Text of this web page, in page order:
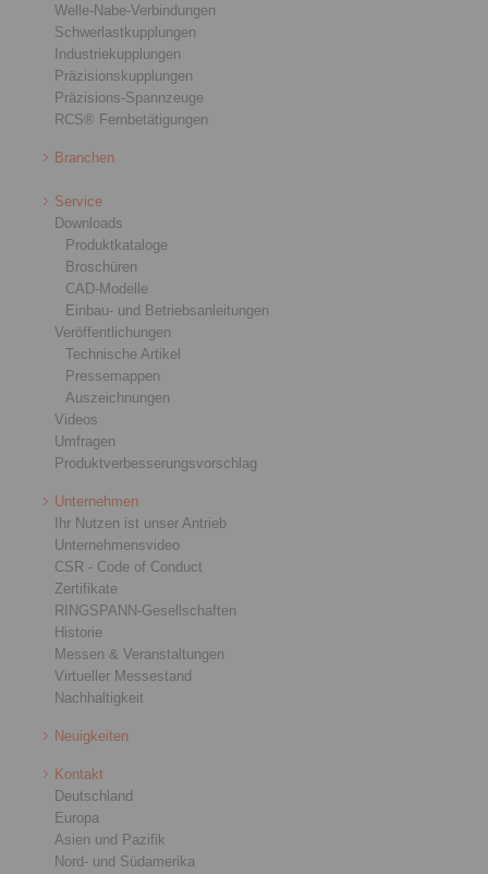
Welle-Nabe-Verbindungen
Schwerlastkupplungen
Industriekupplungen
Präzisionskupplungen
Präzisions-Spannzeuge
RCS® Fernbetätigungen
Branchen
Service
Downloads
Produktkataloge
Broschüren
CAD-Modelle
Einbau- und Betriebsanleitungen
Veröffentlichungen
Technische Artikel
Pressemappen
Auszeichnungen
Videos
Umfragen
Produktverbesserungsvorschlag
Unternehmen
Ihr Nutzen ist unser Antrieb
Unternehmensvideo
CSR - Code of Conduct
Zertifikate
RINGSPANN-Gesellschaften
Historie
Messen & Veranstaltungen
Virtueller Messestand
Nachhaltigkeit
Neuigkeiten
Kontakt
Deutschland
Europa
Asien und Pazifik
Nord- und Südamerika